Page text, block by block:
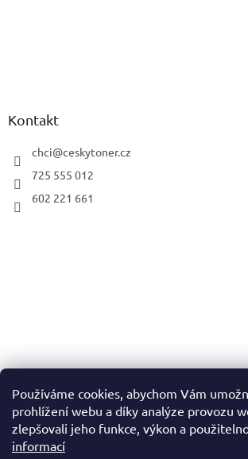
Používáme cookies, abychom Vám
prohlížení webu a díky analýze provozu
zlepšovali jeho funkce, výkon a
informací
Kontakt
chci@ceskytoner.cz
725 555 012
602 221 661